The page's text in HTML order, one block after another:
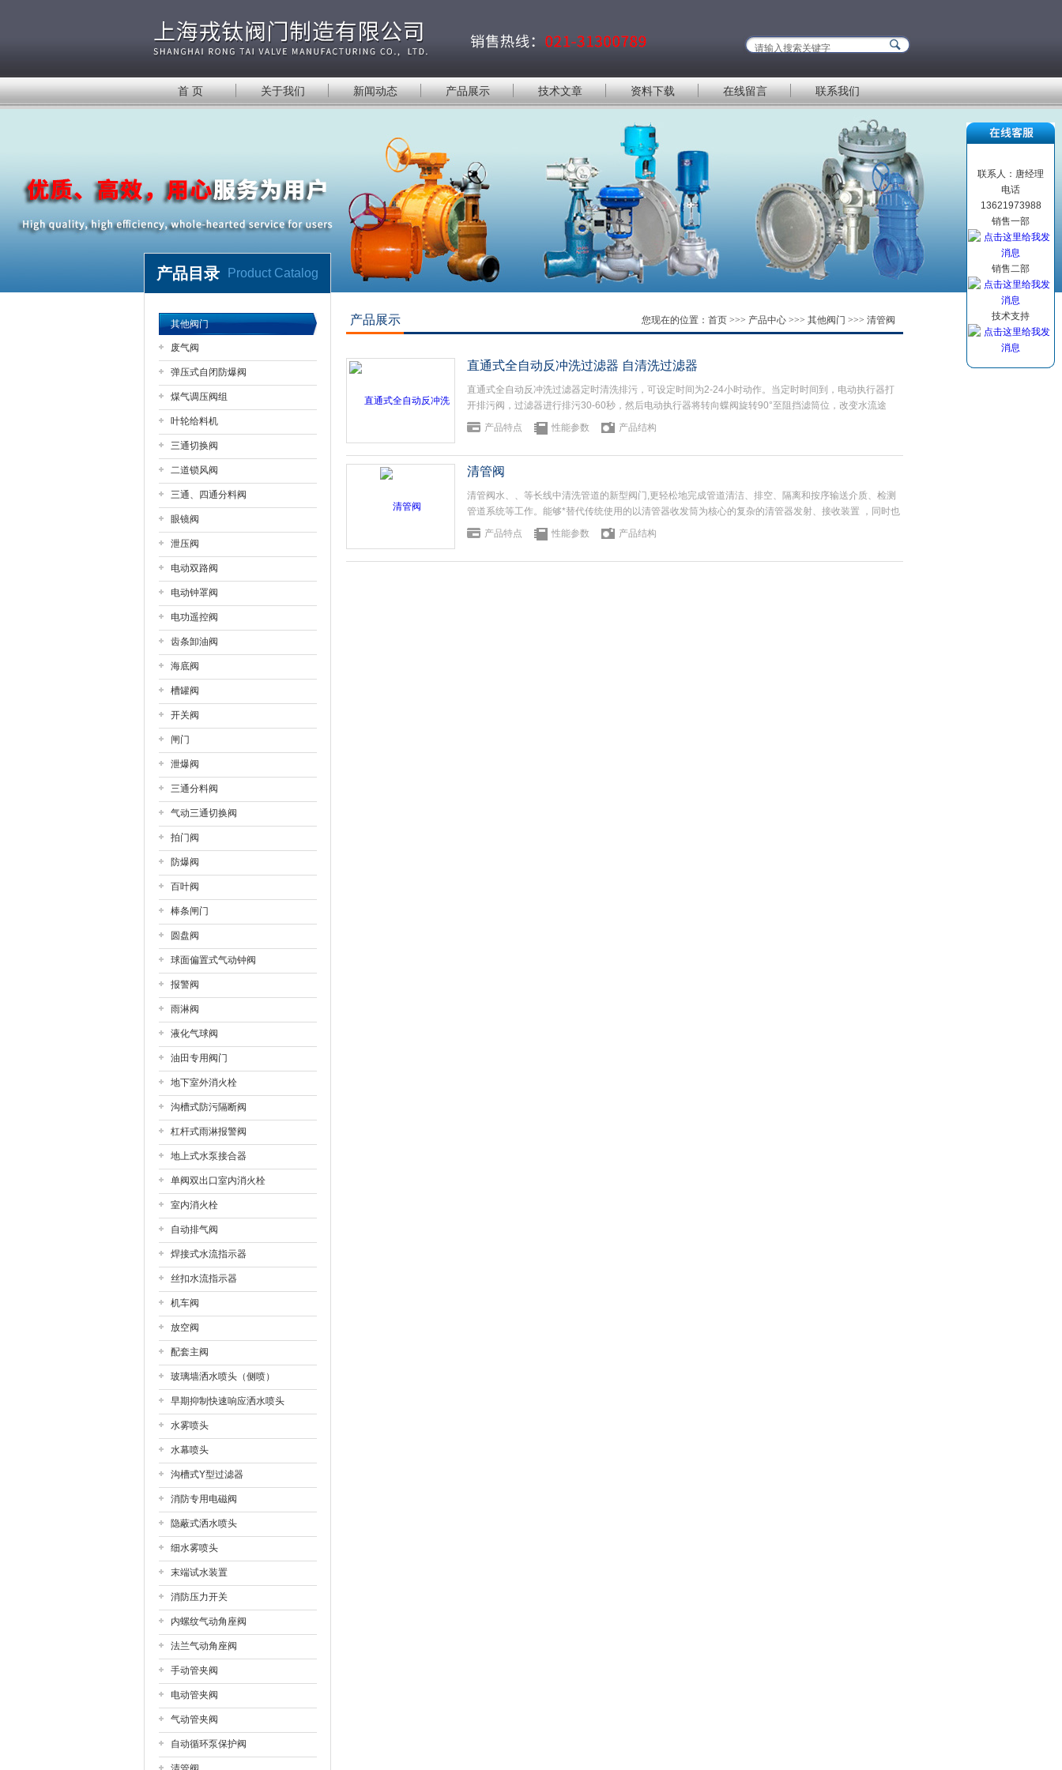
上海戎钛阀门制造有限公司
首 页 关于我们 新闻动态 产品展示 技术文章 资料下载 在线留言 联系我们
产品目录 Product Catalog
其他阀门
废气阀
弹压式自闭防爆阀
煤气调压阀组
叶轮给料机
三通切换阀
二道锁风阀
三通、四通分料阀
眼镜阀
泄压阀
电动双路阀
电动钟罩阀
电功遥控阀
齿条卸油阀
海底阀
槽罐阀
开关阀
闸门
泄爆阀
三通分料阀
气动三通切换阀
拍门阀
防爆阀
百叶阀
棒条闸门
圆盘阀
球面偏置式气动钟阀
报警阀
雨淋阀
液化气球阀
油田专用阀门
地下室外消火栓
沟槽式防污隔断阀
杠杆式雨淋报警阀
地上式水泵接合器
单阀双出口室内消火栓
室内消火栓
自动排气阀
焊接式水流指示器
丝扣水流指示器
机车阀
放空阀
配套主阀
玻璃墙洒水喷头（侧喷）
早期抑制快速响应洒水喷头
水雾喷头
水幕喷头
沟槽式Y型过滤器
消防专用电磁阀
隐蔽式洒水喷头
细水雾喷头
末端试水装置
消防压力开关
内螺纹气动角座阀
法兰气动角座阀
手动管夹阀
电动管夹阀
气动管夹阀
自动循环泵保护阀
产品展示 您现在的位置： 首页 >>> 产品中心 >>> 其他阀门 >>> 清管阀
直通式全自动反冲洗过滤器 自清洗过滤器
直通式全自动反冲洗过滤器定时清洗排污，可设定时间为2-24小时动作。当定时时间到，电动执行器打
开排污阀，过滤器进行排污30-60秒，然后电动执行器将转向蝶阀旋转90°至阻挡滤筒位，改变水流途
径，进行反冲洗排污30-60秒。转向蝶阀复位，继续排污3-5秒，然后关闭排污口。
产品特点 性能参数 产品结构
清管阀
清管阀水、、等长线中清洗管道的新型阀门,更轻松地完成管道清洁、排空、隔离和按序输送介质、检测
管道系统等工作。能够*替代传统使用的以清管器收发筒为核心的复杂的清管器发射、接收装置 ，同时也
具有通用两位式截断球阀的功能。也叫PIG阀。
产品特点 性能参数 产品结构
联系人：唐经理
电话
13621973988
销售一部
销售二部
技术支持